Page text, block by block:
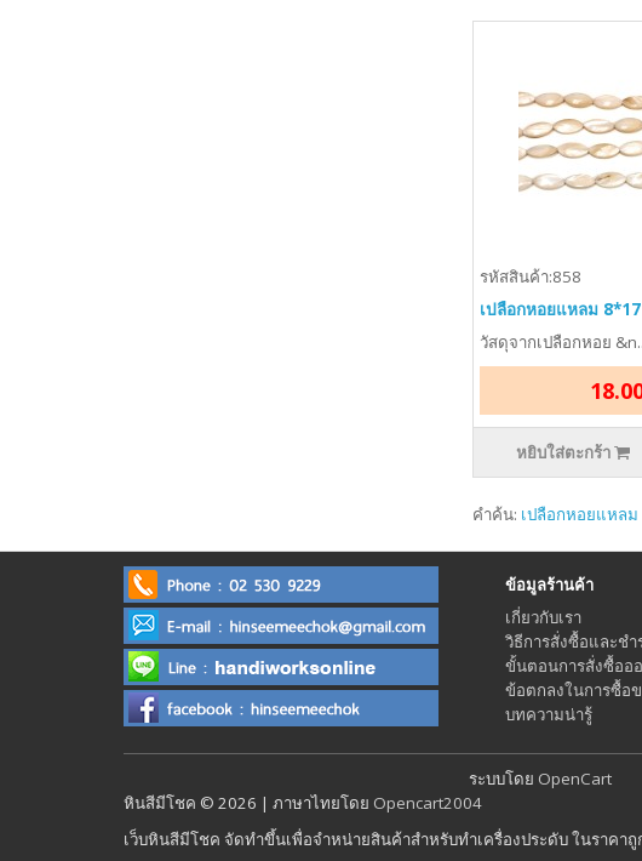
รหัสสินค้า:858
เปลือกหอยแหลม
วัสดุจากเปลือกหอย &n..
หยิบใส่ตะกร้า
คำค้น: เปลือกหอยแหลม
ข้อมูลร้านค้า
เกี่ยวกับเรา
วิธีการสั่งซื้อและชำ
ขั้นตอนการสั่งซื้ออ
ข้อตกลงในการซื้อ
บทความน่ารู้
ระบบโดย OpenCart
หินสีมีโชค © 2026 | ภาษาไทยโดย Opencart2004
เว็บหินสีมีโชค จัดทำขึ้นเพื่อจำหน่ายสินค้าสำหรับทำเครื่องประดับ ในรา